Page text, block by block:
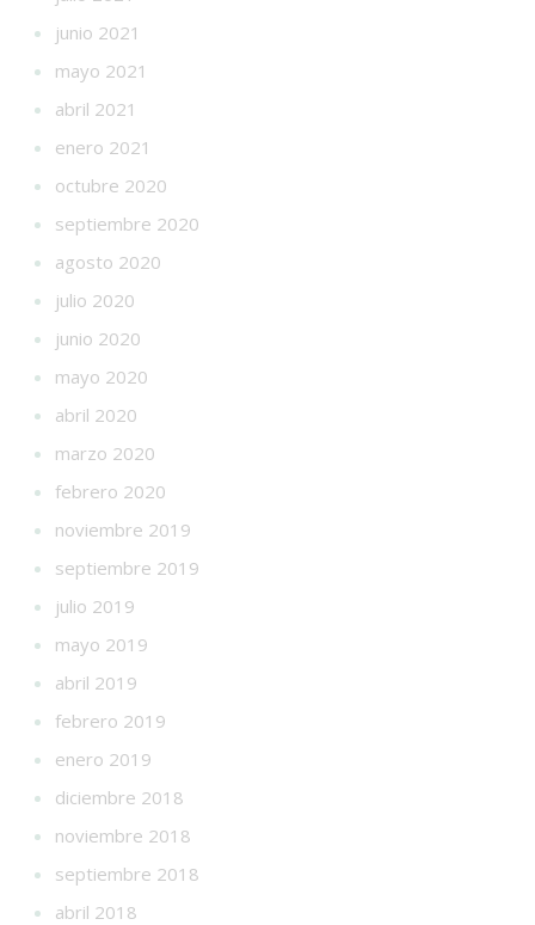
junio 2021
mayo 2021
abril 2021
enero 2021
octubre 2020
septiembre 2020
agosto 2020
julio 2020
junio 2020
mayo 2020
abril 2020
marzo 2020
febrero 2020
noviembre 2019
septiembre 2019
julio 2019
mayo 2019
abril 2019
febrero 2019
enero 2019
diciembre 2018
noviembre 2018
septiembre 2018
abril 2018